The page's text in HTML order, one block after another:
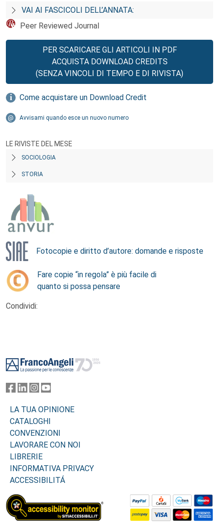
VAI AI FASCICOLI DELL’ANNATA:
Peer Reviewed Journal
PER SCARICARE GLI ARTICOLI IN PDF
ACQUISTA DOWNLOAD CREDITS
(SENZA VINCOLI DI TEMPO E DI RIVISTA)
Come acquistare un Download Credit
Avvisami quando esce un nuovo numero
LE RIVISTE DEL MESE
SOCIOLOGIA
STORIA
Fotocopie e diritto d’autore: domande e risposte
Fare copie “in regola” è più facile di
quanto si possa pensare
Condividi:
LA TUA OPINIONE
CATALOGHI
CONVENZIONI
LAVORARE CON NOI
LIBRERIE
INFORMATIVA PRIVACY
ACCESSIBILITÁ